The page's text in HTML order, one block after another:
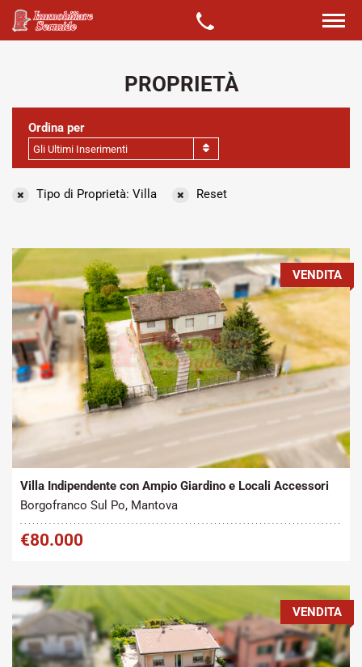
PROPRIETÀ
Ordina per
Gli Ultimi Inserimenti
Tipo di Proprietà: Villa Reset
Tipo contratto:
Vendita
Metratura Commerciale:
230 m
VENDITA
Villa Indipendente con Ampio Giardino e Locali Accessori
Borgofranco Sul Po, Mantova
€80.000
VENDITA